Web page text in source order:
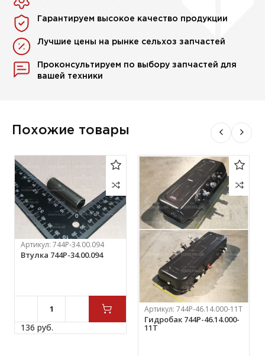
Гарантируем высокое качество продукции
Лучшие цены на рынке сельхоз запчастей
Проконсультируем по выбору запчастей для
вашей техники
Похожие товары
Артикул:744Р-34.00.094
Втулка 744Р-34.00.094
136 руб.
Артикул: 744Р-46.14.000-11Т
Гидробак 744Р-46.14.000-
11Т